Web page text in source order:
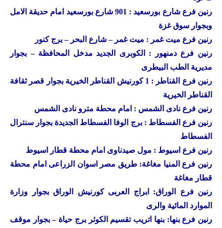
رنين
فرع شارع بورسعيد : 901 شارع بورسعيد امام حديقة الامل
وبجوار سوق غزة
رنين فرع ميت غمر : ميت غمر – شارع البحر – برج كنور
رنين فرع دمنهور : الكوبرى الجديد مدخل المحافظة – بجوار
مديرية الطب البيطرى
رنين
فرع القناطر : 1 كورنيش القناطر الخيرية بجوار قصر ثقافة
القناطر الخيرية
رنين فرع نادى الشمس : امام محطة مترو نادى الشمس
رنين فرع الفسطاط : برج الوفا الفسطاط الجديدة بجوار سنترال
الفسطاط
رنين فرع اسيوط : مول صيدناوى امام محطة قطار اسيوط
رنين فرع المنيا مغاغة: طريق مصر اسوان الزراعى امام محطة
قطار مغاغة
رنين فرع الوراق: ابراج العربى كورنيش الوراق بجوار وزارة
الموارد المائية والرى
رنين فرع بنها: بنها اتريب تقسيم الكوثر برج حياة – بجوار موقف